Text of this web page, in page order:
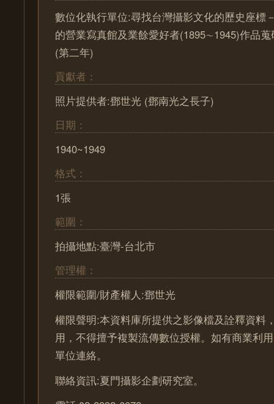
數位化執行單位:尋找台灣攝影文化的歷史座標
的營業寫真館及業餘愛好者(1895∼1945)作品
(第二年)
貢獻者：
照片提供者:鄧世光 (鄧南光之長子)
日期：
1940~1949
格式：
1張
範圍：
拍攝地點:臺灣-台北市
管理權：
權限範圍/財產權人:鄧世光
權限聲明:本資料庫所提供之影像檔及詮釋資料
用，不得擅予複製流傳數位授權。如有商業利
單位連絡。
聯絡資訊:夏門攝影企劃研究室。